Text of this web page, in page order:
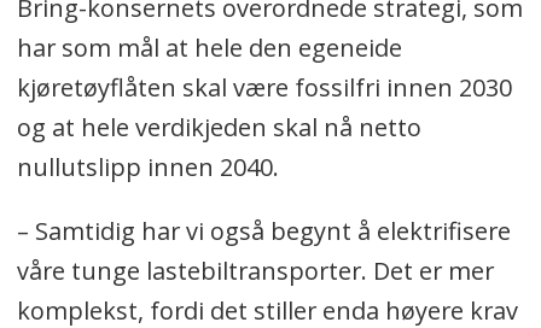
Bring-konsernets overordnede strategi, som
har som mål at hele den egeneide
kjøretøyflåten skal være fossilfri innen 2030
og at hele verdikjeden skal nå netto
nullutslipp innen 2040.
– Samtidig har vi også begynt å elektrifisere
våre tunge lastebiltransporter. Det er mer
komplekst, fordi det stiller enda høyere krav